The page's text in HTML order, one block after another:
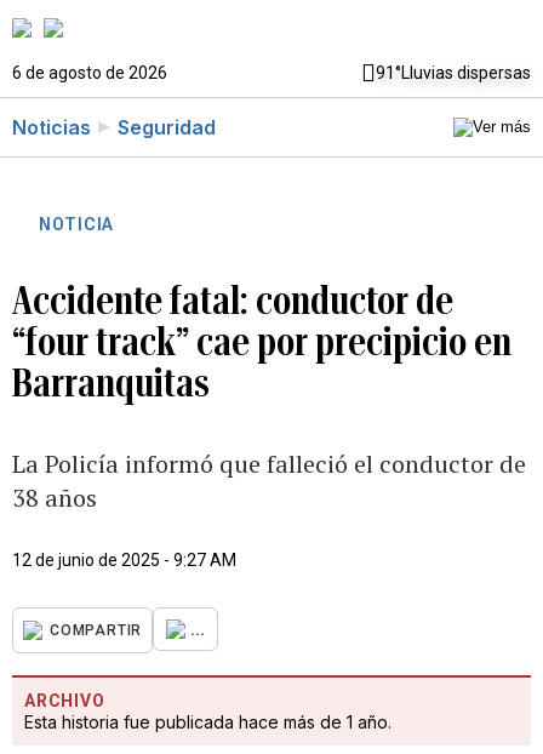
6 de agosto de 2026 91°Lluvias dispersas
Noticias Seguridad
NOTICIA
Accidente fatal: conductor de
“four track” cae por precipicio en
Barranquitas
La Policía informó que falleció el conductor de
38 años
12 de junio de 2025 - 9:27 AM
COMPARTIR ...
ARCHIVO
Esta historia fue publicada hace más de 1 año.